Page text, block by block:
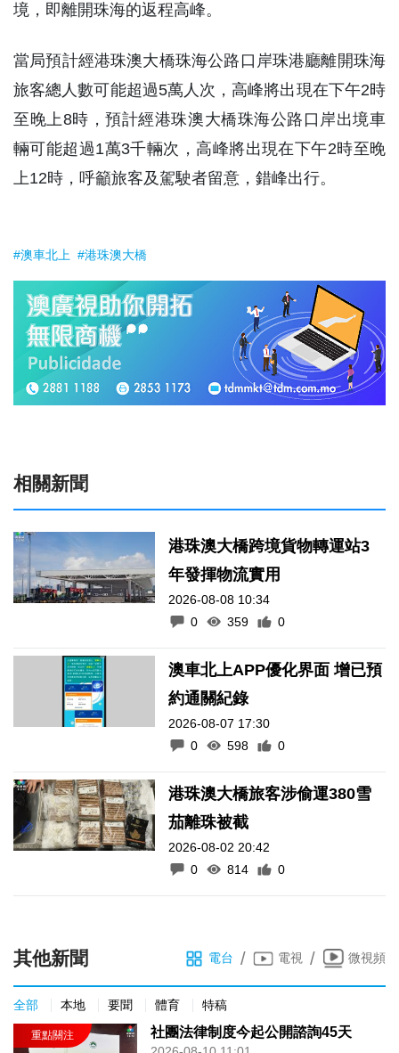
境，即離開珠海的返程高峰。
當局預計經港珠澳大橋珠海公路口岸珠港廳離開珠海
旅客總人數可能超過5萬人次，高峰將出現在下午2時
至晚上8時，預計經港珠澳大橋珠海公路口岸出境車
輛可能超過1萬3千輛次，高峰將出現在下午2時至晚
上12時，呼籲旅客及駕駛者留意，錯峰出行。
#澳車北上 #港珠澳大橋
相關新聞
港珠澳大橋跨境貨物轉運站3
年發揮物流實用
2026-08-08 10:34
0
359 0
澳車北上APP優化界面 增已預
約通關紀錄
2026-08-07 17:30
0
598 0
港珠澳大橋旅客涉偷運380雪
茄離珠被截
2026-08-02 20:42
0
814 0
其他新聞 電台 / 電視 / 微視頻
全部 本地 要聞 體育 特稿
社團法律制度今起公開諮詢45天